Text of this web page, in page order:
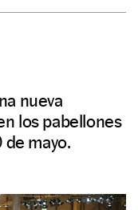
nueva
los pabellones
de mayo.